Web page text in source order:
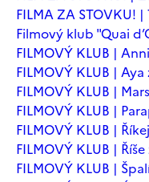
FILMA ZA STOVKU!
Filmový klub "Quai
FILMOVÝ KLUB |
FILMOVÝ KLUB |
FILMOVÝ KLUB |
FILMOVÝ KLUB |
FILMOVÝ KLUB |
FILMOVÝ KLUB |
FILMOVÝ KLUB |